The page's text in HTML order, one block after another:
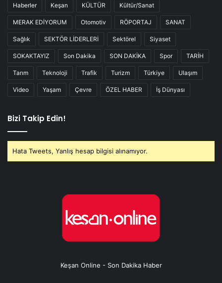
Haberler Keşan KÜLTÜR Kültür/Sanat
MERAK EDİYORUM Otomotiv RÖPORTAJ SANAT
Sağlık SEKTÖR LİDERLERİ Sektörel Siyaset
SOKAKTAYIZ Son Dakika SON DAKİKA Spor TARİH
Tarım Teknoloji Trafik Turizm Türkiye Ulaşım
Video Yaşam Çevre ÖZEL HABER İş Dünyası
Bizi Takip Edin!
Hata Tweets, Yanlış hesap bilgisi alınamıyor.
Keşan Online - Son Dakika Haber